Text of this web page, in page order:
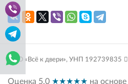
ООО «Всё к двери», УНП 192739835
Оценка 5.0 ★★★★★ на основе